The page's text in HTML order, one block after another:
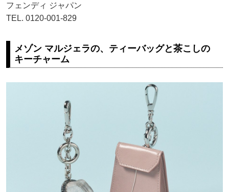
フェンディ ジャパン
TEL. 0120-001-829
メゾン マルジェラの、ティーバッグと茶こしの
キーチャーム